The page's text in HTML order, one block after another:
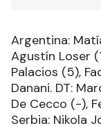
Argentina:
Agustín Loser
Palacios (5),
Danani. DT:
De Cecco (-),
Serbia: Nikola